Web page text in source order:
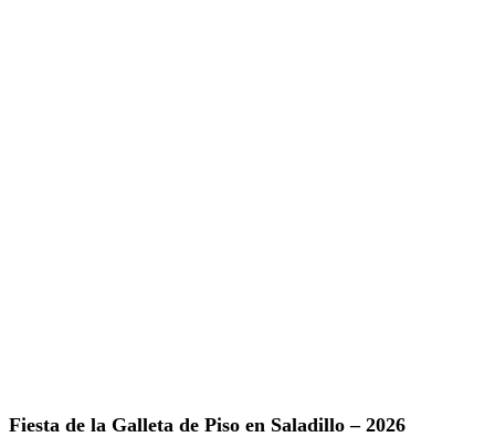
Fiesta de la Galleta de Piso en Saladillo – 2026